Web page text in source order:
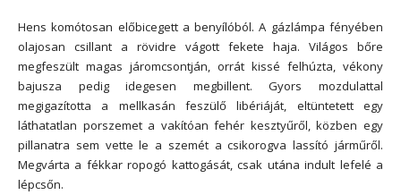
Hens komótosan előbicegett a benyílóból. A gázlámpa fényében
olajosan csillant a rövidre vágott fekete haja. Világos bőre
megfeszült magas járomcsontján, orrát kissé felhúzta, vékony
bajusza pedig idegesen megbillent. Gyors mozdulattal
megigazította a mellkasán feszülő libériáját, eltüntetett egy
láthatatlan porszemet a vakítóan fehér kesztyűről, közben egy
pillanatra sem vette le a szemét a csikorogva lassító járműről.
Megvárta a fékkar ropogó kattogását, csak utána indult lefelé a
lépcsőn.